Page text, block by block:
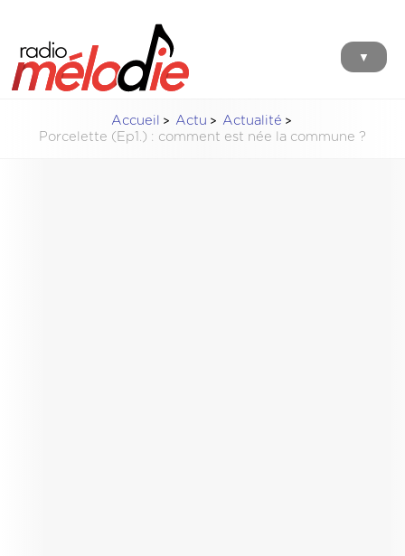
▼
Accueil Actu
Actualité
Porcelette (Ep1.) : comment est née la commune ?